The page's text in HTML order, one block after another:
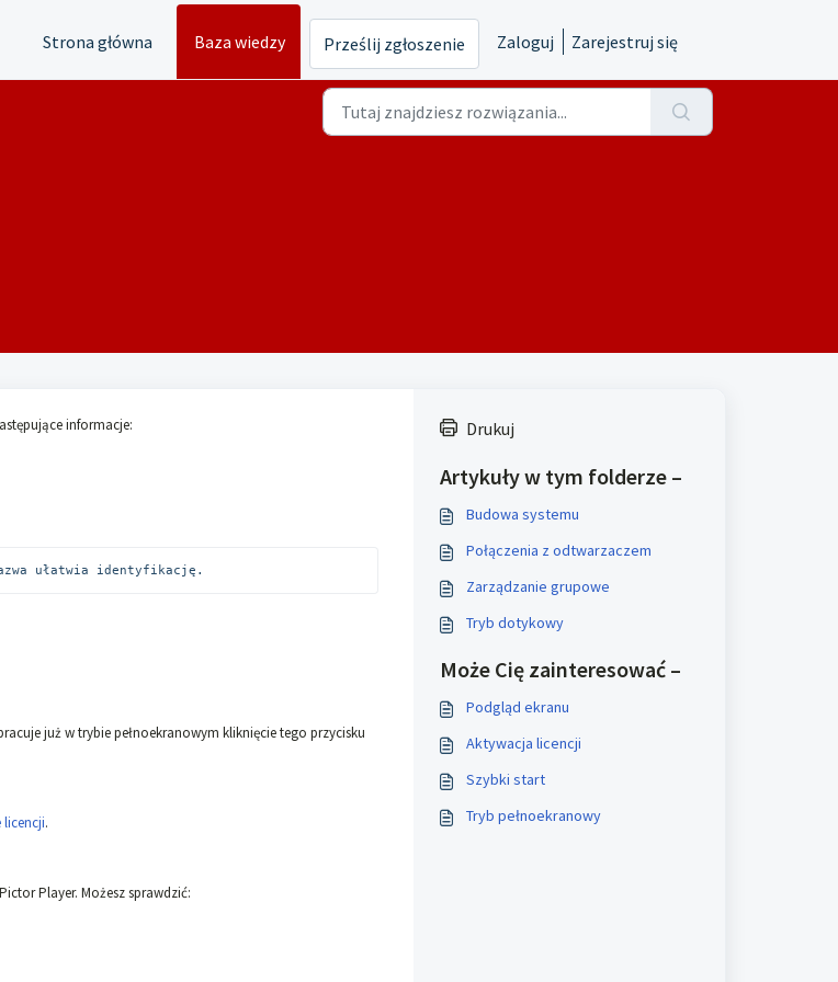
Strona główna Baza wiedzy Prześlij zgłoszenie Zaloguj Zarejestruj się
informacje:
ułatwia identyfikację.
już w trybie pełnoekranowym kliknięcie tego przycisku
licencji.
Player. Możesz sprawdzić:
Drukuj
Artykuły w tym folderze –
Budowa systemu
Połączenia z odtwarzaczem
Zarządzanie grupowe
Tryb dotykowy
Może Cię zainteresować –
Podgląd ekranu
Aktywacja licencji
Szybki start
Tryb pełnoekranowy